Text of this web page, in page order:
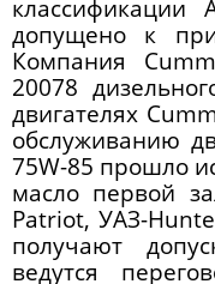
допущено к
Компания
20078
двигателях
обслуживанию
75W-85 прошло
масло первой
Patriot, УАЗ-
получают
ведутся